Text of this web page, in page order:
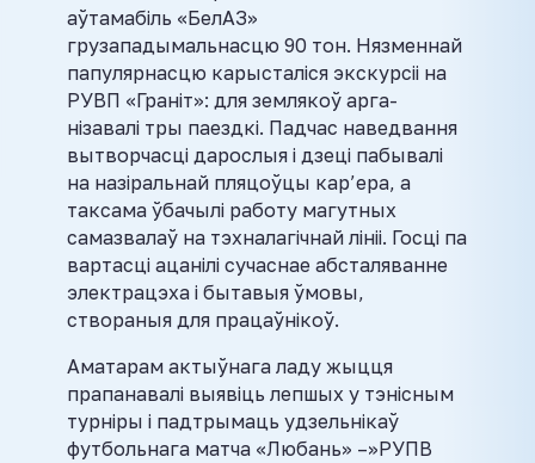
аўтамабіль «БелАЗ»
грузападымальнасцю 90 тон. Нязменнай
папулярнасцю карысталіся экскурсіі на
РУВП «Граніт»: для землякоў арга-
нізавалі тры паездкі. Падчас наведвання
вытворчасці дарослыя і дзеці пабывалі
на назіральнай пляцоўцы кар’ера, а
таксама ўбачылі работу магутных
самазвалаў на тэхналагічнай лініі. Госці па
вартасці ацанілі сучаснае абсталяванне
электрацэха і бытавыя ўмовы,
створаныя для працаўнікоў.
Аматарам актыўнага ладу жыцця
прапанавалі выявіць лепшых у тэнісным
турніры і падтрымаць удзельнікаў
футбольнага матча «Любань» –»РУПВ